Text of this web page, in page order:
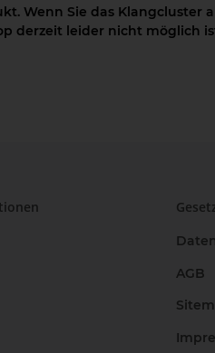
Wenn Sie das Klangcluster
derzeit leider nicht möglich
AGB